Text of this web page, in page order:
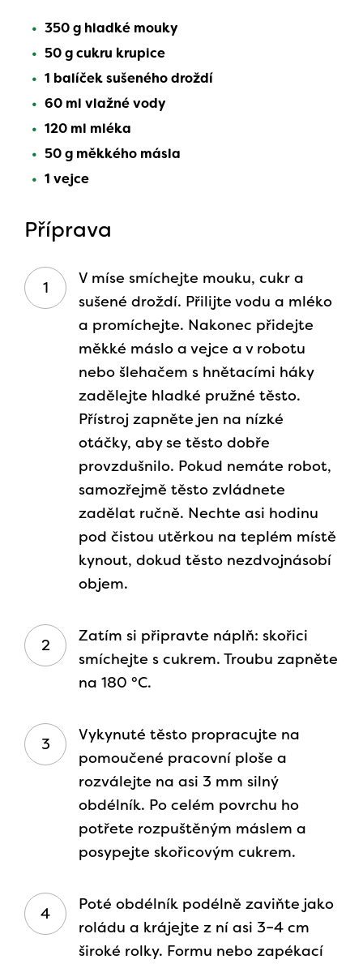
350 g hladké mouky
50 g cukru krupice
1 balíček sušeného droždí
60 ml vlažné vody
120 ml mléka
50 g měkkého másla
1 vejce
Příprava
V míse smíchejte mouku, cukr a
sušené droždí. Přilijte vodu a mléko
a promíchejte. Nakonec přidejte
měkké máslo a vejce a v robotu
nebo šlehačem s hnětacími háky
zadělejte hladké pružné těsto.
Přístroj zapněte jen na nízké
otáčky, aby se těsto dobře
provzdušnilo. Pokud nemáte robot,
samozřejmě těsto zvládnete
zadělat ručně. Nechte asi hodinu
pod čistou utěrkou na teplém místě
kynout, dokud těsto nezdvojnásobí
objem.
Zatím si připravte náplň: skořici
smíchejte s cukrem. Troubu zapněte
na 180 °C.
Vykynuté těsto propracujte na
pomoučené pracovní ploše a
rozválejte na asi 3 mm silný
obdélník. Po celém povrchu ho
potřete rozpuštěným máslem a
posypejte skořicovým cukrem.
Poté obdélník podélně zaviňte jako
roládu a krájejte z ní asi 3–4 cm
široké rolky. Formu nebo zapékací